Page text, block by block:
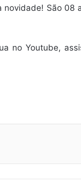
São 08
no Youtube,